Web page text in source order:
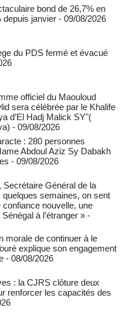
bond de 26,7% en
depuis janvier - 09/08/2026
du PDS fermé et évacué
officiel du Maouloud
sera célébrée par le Khalife
d’El Hadj Malick SY"(
- 09/08/2026
: 280 personnes
Abdoul Aziz Sy Dabakh
- 09/08/2026
Général de la
semaines, on sent
nouvelle, une
à l’étranger » -
morale de continuer à le
explique son engagement
- 08/08/2026
: la CJRS clôture deux
renforcer les capacités des